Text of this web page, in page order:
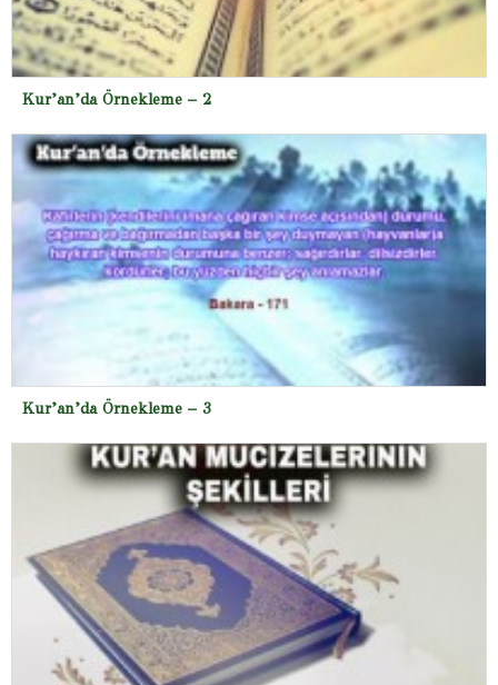
Kur’an’da Örnekleme – 2
Kur’an’da Örnekleme – 3